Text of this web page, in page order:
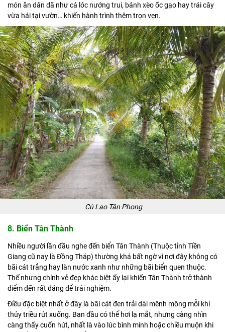
món ăn dân dã như cá lóc nướng trui, bánh xèo ốc gạo hay trái cây
vừa hái tại vườn… khiến hành trình thêm trọn vẹn.
Cù Lao Tân Phong
8. Biển Tân Thành
Nhiều người lần đầu nghe đến biển Tân Thành (Thuộc tỉnh Tiền
Giang cũ nay là Đồng Tháp) thường khá bất ngờ vì nơi đây không có
bãi cát trắng hay làn nước xanh như những bãi biển quen thuộc.
Thế nhưng chính vẻ đẹp khác biệt ấy lại khiến Tân Thành trở thành
điểm đến rất đáng để trải nghiệm.
Điều đặc biệt nhất ở đây là bãi cát đen trải dài mênh mông mỗi khi
thủy triều rút xuống. Ban đầu có thể hơi lạ mắt, nhưng càng nhìn
càng thấy cuốn hút, nhất là vào lúc bình minh hoặc chiều muộn khi